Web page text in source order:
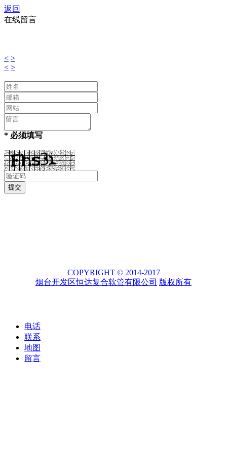
返回
在线留言
< >
< >
* 必须填写
COPYRIGHT © 2014-2017
烟台开发区恒达复合软管有限公司 版权所有
电话
联系
地图
留言